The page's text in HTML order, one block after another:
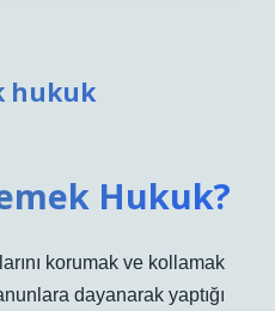
hukuk
Hukuk?
korumak ve kollamak
dayanarak yaptığı